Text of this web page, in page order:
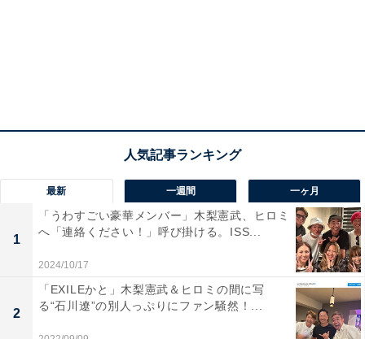
最新 一週間 一ヶ月
1
「うわすごい豪華メンバー」木梨憲武、ヒロミ
へ「連絡ください！」呼び掛ける。ISS...
2024/10/17
2
「EXILEかと」木梨憲武＆ヒロミの間に写
る“石川遼”の別人っぷりにファン騒然！...